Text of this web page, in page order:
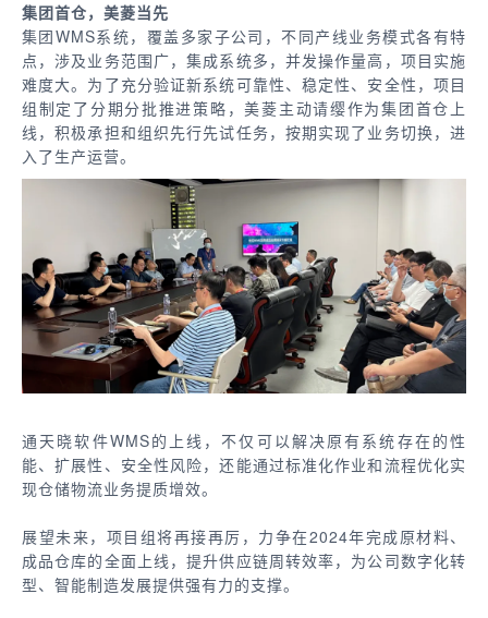
集团首仓，美菱当先
集团WMS系统，覆盖多家子公司，不同产线业务模式各有特
点，涉及业务范围广，集成系统多，并发操作量高，项目实施
难度大。为了充分验证新系统可靠性、稳定性、安全性，项目
组制定了分期分批推进策略，美菱主动请缨作为集团首仓上
线，积极承担和组织先行先试任务，按期实现了业务切换，进
入了生产运营。
通天晓软件WMS的上线，不仅可以解决原有系统存在的性
能、扩展性、安全性风险，还能通过标准化作业和流程优化实
现仓储物流业务提质增效。
展望未来，项目组将再接再厉，力争在2024年完成原材料、
成品仓库的全面上线，提升供应链周转效率，为公司数字化转
型、智能制造发展提供强有力的支撑。